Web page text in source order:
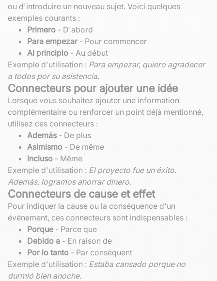
ou d'introduire un nouveau sujet. Voici quelques
exemples courants :
Primero - D'abord
Para empezar- Pour commencer
Al principio - Au début
Exemple d'utilisation : Para empezar, quiero agradecer
a todos por su asistencia.
Connecteurs pour ajouter une idée
Lorsque vous souhaitez ajouter une information
complémentaire ou renforcer un point déjà mentionné,
utilisez ces connecteurs :
Además - De plus
Asimismo - De même
Incluso - Même
Exemple d'utilisation : El proyecto fue un éxito.
Además, logramos ahorrar dinero.
Connecteurs de cause et effet
Pour indiquer la cause ou la conséquence d'un
événement, ces connecteurs sont indispensables :
Porque - Parce que
Debido a - En raison de
Por lo tanto - Par conséquent
Exemple d'utilisation : Estaba cansado porque no
durmió bien anoche.